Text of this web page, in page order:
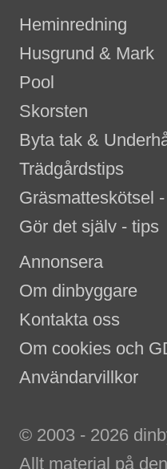
Heminredning
Husgrund & Mark
Pool
Skorsten
Byta tak &
Trädgårdstips
Gräsmatteskötsel
Gör det själv - tips
Annonsera
Om dinbyggare
Kontakta oss
Om cookies och
Användarvillkor
© 2003 - 2026
Allt material på